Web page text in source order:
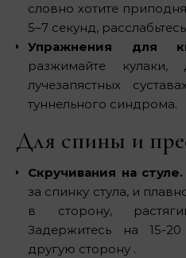
словно хотите
5–7 секунд,
Упражнения для
разжимайте
лучезапястных
туннельного синдрома.
Для спины и
Скручивания на стуле.
за спинку стула, и
в сторону,
Задержитесь на 15-
другую сторону .